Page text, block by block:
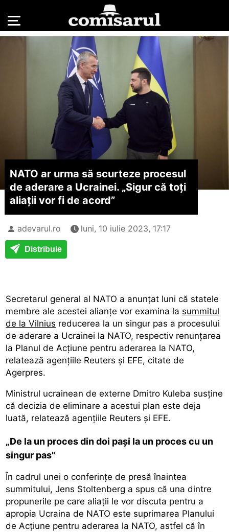
NATO ar urma să scurteze procesul
de aderare a Ucrainei. „Sigur că toţi
aliaţii vor fi de acord”
adevarul.ro luni, 10 iulie 2023, 17:17
Distribuie
Secretarul general al NATO a anunţat luni că statele
membre ale acestei alianţe vor examina la summitul
de la Vilnius reducerea la un singur pas a procesului
de aderare a Ucrainei la NATO, respectiv renunţarea
la Planul de Acţiune pentru aderarea la NATO,
relatează agenţiile Reuters şi EFE, citate de
Agerpres.
Ministrul ucrainean de externe Dmitro Kuleba susţine
că decizia de eliminare a acestui plan este deja
luată, relatează agenţiile Reuters şi EFE.
„De la un proces din doi paşi la un proces cu un
singur pas"
În cadrul unei o conferinţe de presă înaintea
summitului, Jens Stoltenberg a spus că una dintre
propunerile pe care aliaţii le vor discuta pentru a
apropia Ucraina de NATO este suprimarea Planului
de Acţiune pentru aderarea la NATO, astfel că în